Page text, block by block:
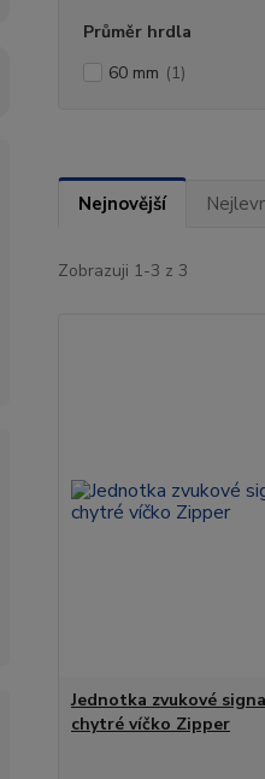
Průměr hrdla
60 mm (1)
Nejnovější
Zobrazuji 1-3 z 3
Jednotka zvukové
chytré víčko Zipper